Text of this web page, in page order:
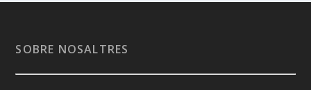
SOBRE NOSALTRES